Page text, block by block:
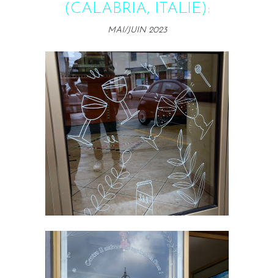
(CALABRIA, ITALIE):
MAI/JUIN 2023